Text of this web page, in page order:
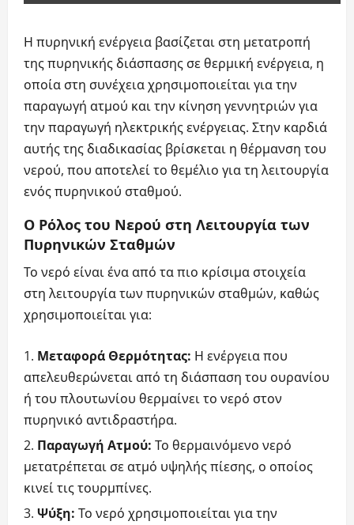
Η πυρηνική ενέργεια βασίζεται στη μετατροπή
της πυρηνικής διάσπασης σε θερμική ενέργεια, η
οποία στη συνέχεια χρησιμοποιείται για την
παραγωγή ατμού και την κίνηση γεννητριών για
την παραγωγή ηλεκτρικής ενέργειας. Στην καρδιά
αυτής της διαδικασίας βρίσκεται η θέρμανση του
νερού, που αποτελεί το θεμέλιο για τη λειτουργία
ενός πυρηνικού σταθμού.
Ο Ρόλος του Νερού στη Λειτουργία των
Πυρηνικών Σταθμών
Το νερό είναι ένα από τα πιο κρίσιμα στοιχεία
στη λειτουργία των πυρηνικών σταθμών, καθώς
χρησιμοποιείται για:
Μεταφορά Θερμότητας: Η ενέργεια που
απελευθερώνεται από τη διάσπαση του ουρανίου
ή του πλουτωνίου θερμαίνει το νερό στον
πυρηνικό αντιδραστήρα.
Παραγωγή Ατμού: Το θερμαινόμενο νερό
μετατρέπεται σε ατμό υψηλής πίεσης, ο οποίος
κινεί τις τουρμπίνες.
Ψύξη: Το νερό χρησιμοποιείται για την